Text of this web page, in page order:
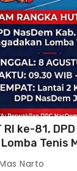
ke-81,
Tenis
Narto